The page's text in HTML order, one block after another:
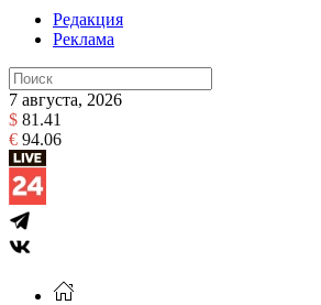
Редакция
Реклама
7 августа, 2026
$ 81.41
€ 94.06